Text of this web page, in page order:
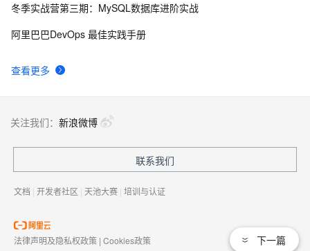
查看更多
冬季实战营第三期：MySQL数据库进阶实战
阿里巴巴DevOps 最佳实践手册
下一篇
关注我们： 新浪微博
联系我们
文档 | 开发者社区 | 天池大赛 | 培训与认证
法律声明及隐私权政策 | Cookies政策